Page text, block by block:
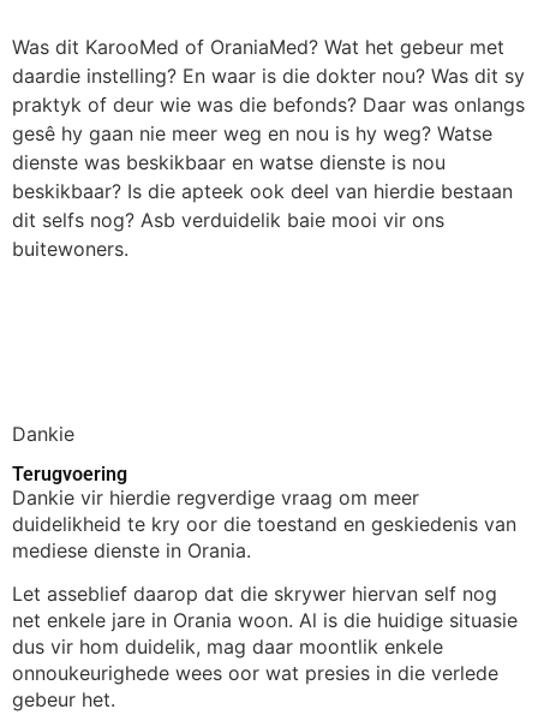
Was dit KarooMed of OraniaMed? Wat het gebeur met
daardie instelling? En waar is die dokter nou? Was dit sy
praktyk of deur wie was die befonds? Daar was onlangs
gesê hy gaan nie meer weg en nou is hy weg? Watse
dienste was beskikbaar en watse dienste is nou
beskikbaar? Is die apteek ook deel van hierdie bestaan
dit selfs nog? Asb verduidelik baie mooi vir ons
buitewoners.
Dankie
Terugvoering
Dankie vir hierdie regverdige vraag om meer
duidelikheid te kry oor die toestand en geskiedenis van
mediese dienste in Orania.
Let asseblief daarop dat die skrywer hiervan self nog
net enkele jare in Orania woon. Al is die huidige situasie
dus vir hom duidelik, mag daar moontlik enkele
onnoukeurighede wees oor wat presies in die verlede
gebeur het.